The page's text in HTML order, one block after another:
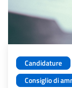
Candidature
Consiglio di